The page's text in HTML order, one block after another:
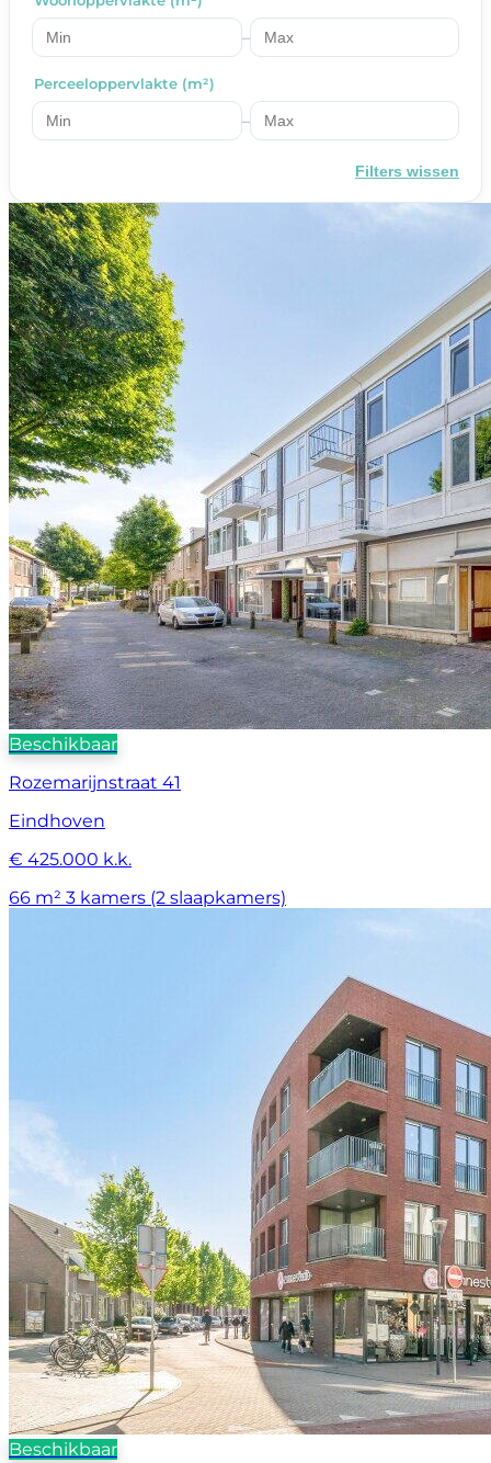
–
Perceeloppervlakte (m²)
–
Filters wissen
Beschikbaar
Rozemarijnstraat 41
Eindhoven
€ 425.000 k.k.
66 m² 3 kamers (2 slaapkamers)
Beschikbaar